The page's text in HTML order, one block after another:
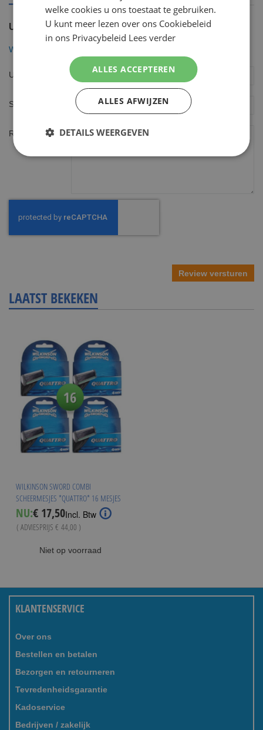
U plaatst een review over:
Wilkinson Sword Combi Scheermesjes *Quattro* 16 mesjes
Uw naam
Samenvatting
Review
Review versturen
LAATST BEKEKEN
WILKINSON SWORD COMBI
SCHEERMESJES *QUATTRO* 16 MESJES
NU:Special
Price
€ 17,50Incl. Btw
( ADVIESPRIJS € 44,00 )
Niet op voorraad
KLANTENSERVICE
Over ons
Bestellen en betalen
Bezorgen en retourneren
Tevredenheidsgarantie
Kadoservice
Bedrijven / zakelijk
welke cookies u ons toestaat te gebruiken.
U kunt meer lezen over ons Cookiebeleid
in ons Privacybeleid Lees verder
ALLES ACCEPTEREN
ALLES AFWIJZEN
DETAILS WEERGEVEN